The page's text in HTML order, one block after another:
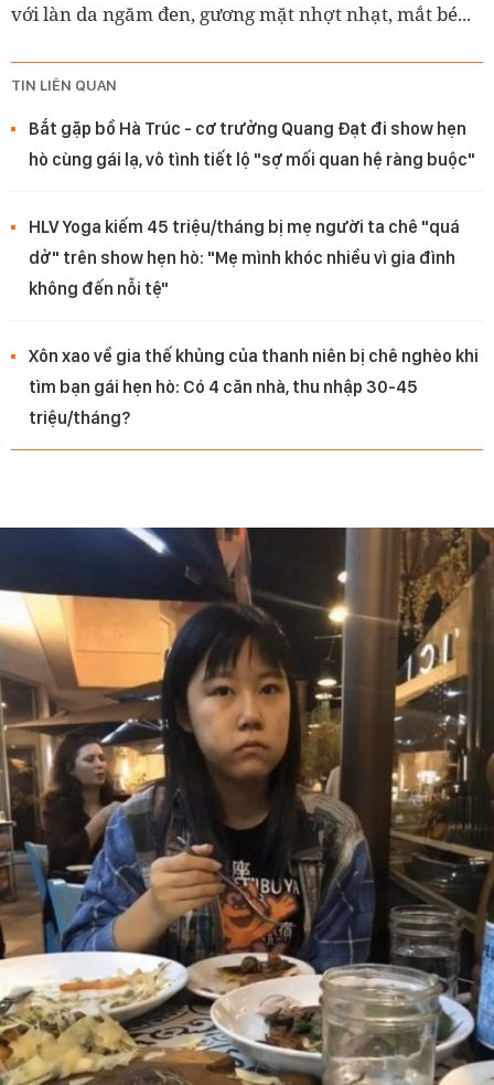
với làn da ngăm đen, gương mặt nhợt nhạt, mắt bé...
TIN LIÊN QUAN
Bắt gặp bồ Hà Trúc - cơ trưởng Quang Đạt đi show hẹn
hò cùng gái lạ, vô tình tiết lộ "sợ mối quan hệ ràng buộc"
HLV Yoga kiếm 45 triệu/tháng bị mẹ người ta chê "quá
dở" trên show hẹn hò: "Mẹ mình khóc nhiều vì gia đình
không đến nỗi tệ"
Xôn xao về gia thế khủng của thanh niên bị chê nghèo khi
tìm bạn gái hẹn hò: Có 4 căn nhà, thu nhập 30-45
triệu/tháng?